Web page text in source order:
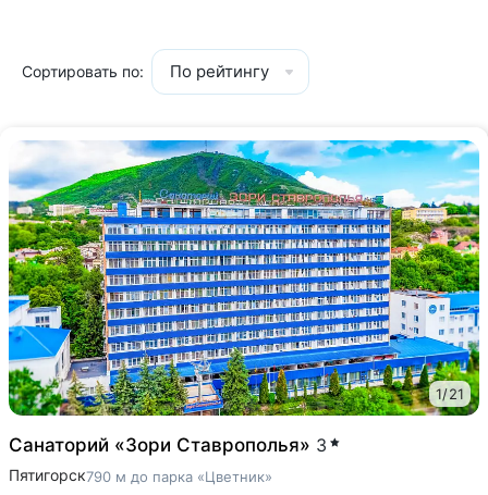
Сортировать по: По рейтингу
1/21
Санаторий «Зори Ставрополья» 3
Пятигорск790 м до парка «Цветник»